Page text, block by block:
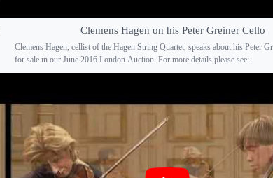
Clemens Hagen on his Peter Greiner Cello
Clemens Hagen, cellist of the Hagen String Quartet, speaks about his Peter
for sale in our June 2016 London Auction. For more details please see: